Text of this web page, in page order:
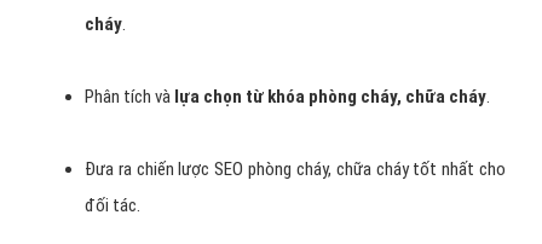
cháy.
Phân tích và lựa chọn từ khóa phòng cháy, chữa cháy.
Đưa ra chiến lược SEO phòng cháy, chữa cháy tốt nhất cho
đối tác.